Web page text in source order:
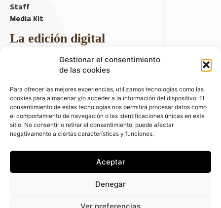
Gestionar el consentimiento
de las cookies
Para ofrecer las mejores experiencias, utilizamos tecnologías como las
cookies para almacenar y/o acceder a la información del dispositivo. El
consentimiento de estas tecnologías nos permitirá procesar datos como
el comportamiento de navegación o las identificaciones únicas en este
sitio. No consentir o retirar el consentimiento, puede afectar
negativamente a ciertas características y funciones.
Aceptar
Denegar
Ver preferencias
Staff
Media Kit
La edición digital
Descargar último ejemplar
ir a hemeroteca
+ Contenido en redes sociales
automóviles - C/ Fernández de la Hoz 70, 1ºB - 28003 - Madrid